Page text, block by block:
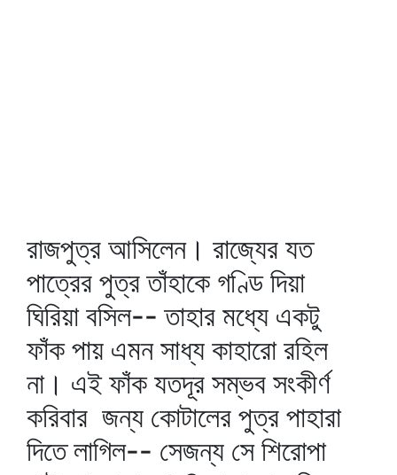
রাজপুত্র আসিলেন। রাজ্যের যত
পাত্রের পুত্র তাঁহাকে গণ্ডি দিয়া
ঘিরিয়া বসিল-- তাহার মধ্যে একটু
ফাঁক পায় এমন সাধ্য কাহারো রহিল
না। এই ফাঁক যতদূর সম্ভব সংকীর্ণ
করিবার জন্য কোটালের পুত্র পাহারা
দিতে লাগিল-- সেজন্য সে শিরোপা